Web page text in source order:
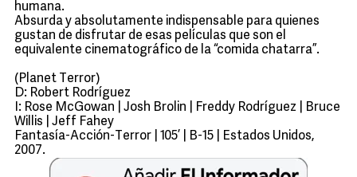
humana.
Absurda y absolutamente indispensable para quienes
gustan de disfrutar de esas películas que son el
equivalente cinematográfico de la “comida chatarra”.
(Planet Terror)
D: Robert Rodríguez
I: Rose McGowan | Josh Brolin | Freddy Rodríguez | Bruce
Willis | Jeff Fahey
Fantasía-Acción-Terror | 105’ | B-15 | Estados Unidos,
2007.